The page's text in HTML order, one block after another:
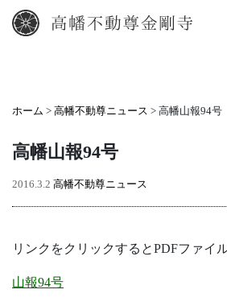
ホーム > 高幡不動尊ニュース > 高幡山報94号
高幡山報94号
2016.3.2 高幡不動尊ニュース
リンクをクリックするとPDFファイ
山報94号